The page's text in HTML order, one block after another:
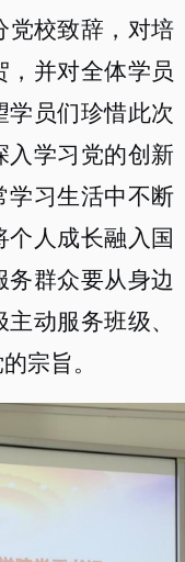
党校致辞，对培
，并对全体学员
学员们珍惜此次
入学习党的创新
学习生活中不断
人成长融入国
务群众要从身边
动服务班级、
宗旨。